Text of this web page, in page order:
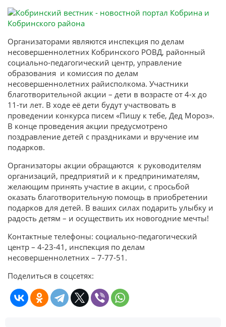
Организаторами являются инспекция по делам
несовершеннолетних Кобринского РОВД, районный
социально-педагогический центр, управление
образования и комиссия по делам
несовершеннолетних райисполкома. Участники
благотворительной акции – дети в возрасте от 4-х до
11-ти лет. В ходе её дети будут участвовать в
проведении конкурса писем «Пишу к тебе, Дед Мороз».
В конце проведения акции предусмотрено
поздравление детей с праздниками и вручение им
подарков.
Организаторы акции обращаются к руководителям
организаций, предприятий и к предпринимателям,
желающим принять участие в акции, с просьбой
оказать благотворительную помощь в приобретении
подарков для детей. В ваших силах подарить улыбку и
радость детям – и осуществить их новогодние мечты!
Контактные телефоны: социально-педагогический
центр – 4-23-41, инспекция по делам
несовершеннолетних – 7-77-51.
Поделиться в соцсетях: